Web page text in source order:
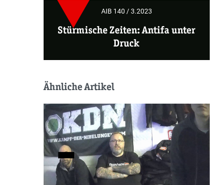
AIB 140 / 3.2023
Stürmische Zeiten: Antifa unter
Druck
Ähnliche Artikel